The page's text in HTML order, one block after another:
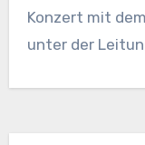
Konzert mit
unter der